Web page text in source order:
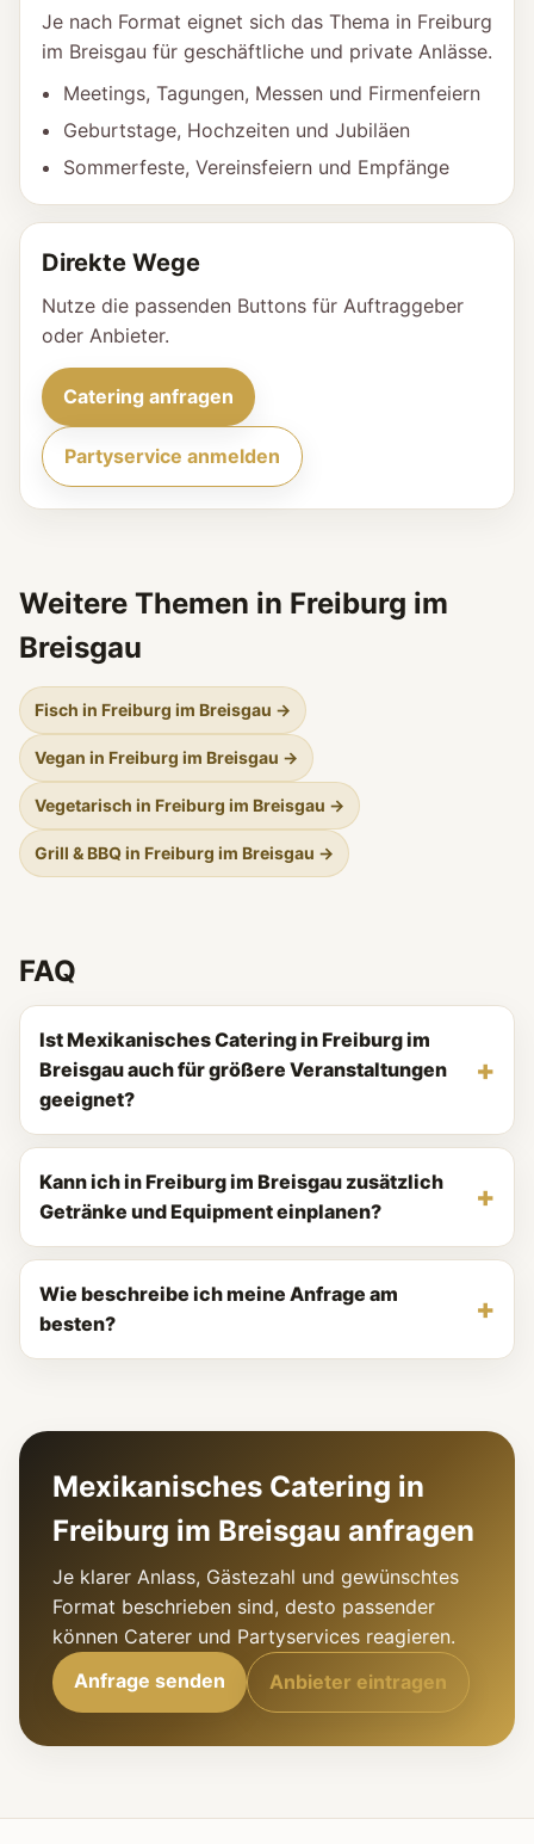
Je nach Format eignet sich das Thema in Freiburg
im Breisgau für geschäftliche und private Anlässe.
Meetings, Tagungen, Messen und Firmenfeiern
Geburtstage, Hochzeiten und Jubiläen
Sommerfeste, Vereinsfeiern und Empfänge
Direkte Wege
Nutze die passenden Buttons für Auftraggeber
oder Anbieter.
Catering anfragen
Partyservice anmelden
Weitere Themen in Freiburg im
Breisgau
Fisch in Freiburg im Breisgau →
Vegan in Freiburg im Breisgau →
Vegetarisch in Freiburg im Breisgau →
Grill & BBQ in Freiburg im Breisgau →
FAQ
Ist Mexikanisches Catering in Freiburg im
Breisgau auch für größere Veranstaltungen
geeignet?
Kann ich in Freiburg im Breisgau zusätzlich
Getränke und Equipment einplanen?
Wie beschreibe ich meine Anfrage am
besten?
Mexikanisches Catering in
Freiburg im Breisgau anfragen
Je klarer Anlass, Gästezahl und gewünschtes
Format beschrieben sind, desto passender
können Caterer und Partyservices reagieren.
Anfrage senden
Anbieter eintragen